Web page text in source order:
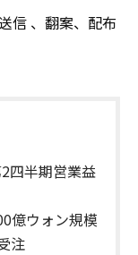
信 、翻案、配布
四半期営業益
億ウォン規模
注